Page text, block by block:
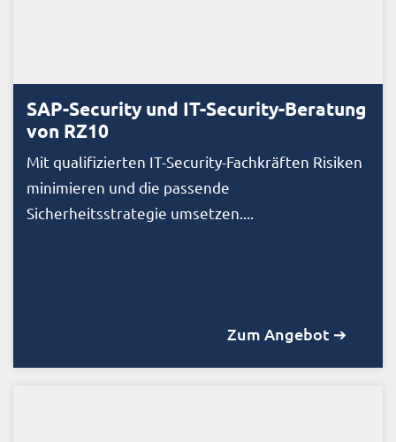
SAP-Security und IT-Security-Beratung
von RZ10
Mit qualifizierten IT-Security-Fachkräften Risiken
minimieren und die passende
Sicherheitsstrategie umsetzen....
Zum Angebot ➔